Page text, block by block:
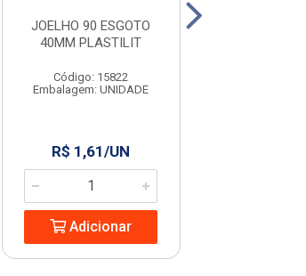
JOELHO 90 ESGOTO
40MM PLASTILIT
Código: 15822
Embalagem: UNIDADE
R$ 1,61/UN
Adicionar